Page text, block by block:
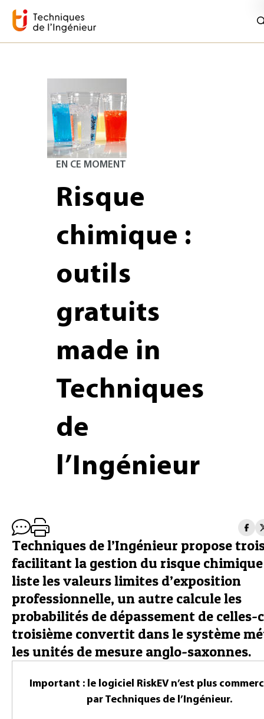
EN CE MOMENT
Risque
chimique :
outils
gratuits
made in
Techniques
de
l’Ingénieur
Techniques de l’Ingénieur propose
facilitant la gestion du risque
liste les valeurs limites d’exposition
professionnelle, un autre calcule les
probabilités de dépassement de celles-
troisième convertit dans le système
les unités de mesure anglo-saxonnes.
Important : le logiciel RiskEV n’est plus
par Techniques de l’Ingénieur.